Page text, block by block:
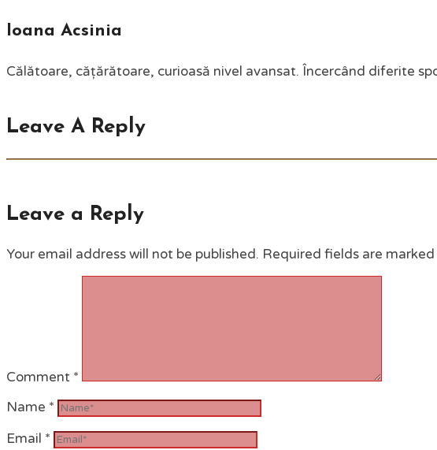
Ioana Acsinia
Călătoare, cățărătoare, curioasă nivel avansat. Încercând diferite
Leave A Reply
Leave a Reply
Your email address will not be published. Required fields are marked
Comment *
Name *
Email *